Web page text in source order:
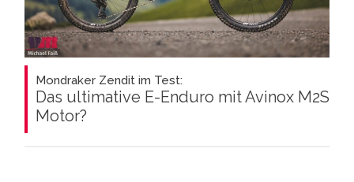
Mondraker Zendit im Test:
Das ultimative E-Enduro mit Avinox M2S
Motor?